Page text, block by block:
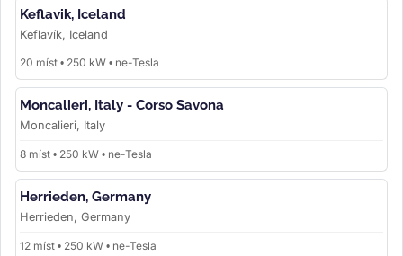
Keflavik, Iceland
Keflavík, Iceland
20 míst • 250 kW • ne-Tesla
Moncalieri, Italy - Corso Savona
Moncalieri, Italy
8 míst • 250 kW • ne-Tesla
Herrieden, Germany
Herrieden, Germany
12 míst • 250 kW • ne-Tesla